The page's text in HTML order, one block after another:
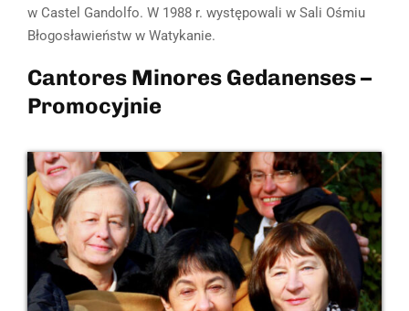
w Castel Gandolfo. W 1988 r. występowali w Sali Ośmiu
Błogosławieństw w Watykanie.
Cantores Minores Gedanenses –
Promocyjnie